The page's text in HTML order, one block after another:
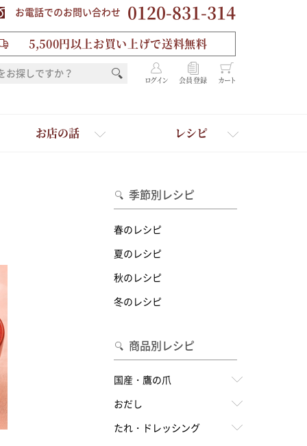
お電話でのお問い合わせ 0120-831-314
5,500円以上お買い上げで送料無料
ログイン 会員登録 カート
せて一味・七味を選ぶ
七味を選ぶ
お店の話 レシピ
季節別レシピ
春のレシピ
夏のレシピ
秋のレシピ
冬のレシピ
商品別レシピ
国産・鷹の爪
おだし
たれ・ドレッシング